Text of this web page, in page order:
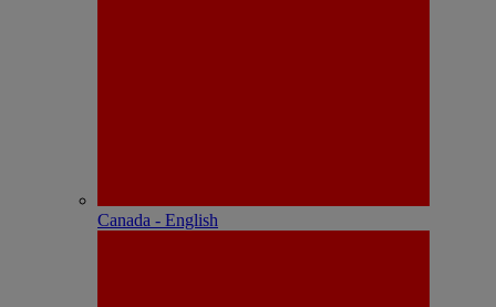
Canada - English